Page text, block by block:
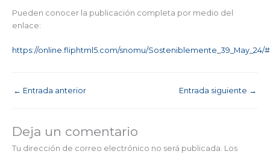
Pueden conocer la publicación completa por medio del
enlace:
https://online.fliphtml5.com/snomu/Sosteniblemente_39_May_24/
← Entrada anterior Entrada siguiente →
Deja un comentario
Tu dirección de correo electrónico no será publicada. Los